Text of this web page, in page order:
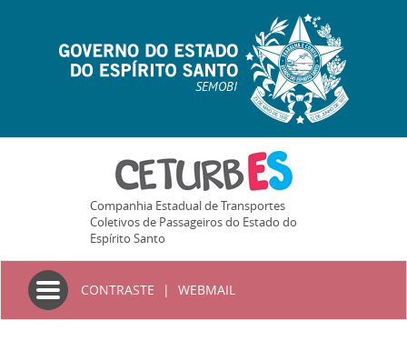
SEMOBI
Companhia Estadual de Transportes
Coletivos de Passageiros do Estado do
Espírito Santo
Toggle
navigation
CONTRASTE | WEBMAIL